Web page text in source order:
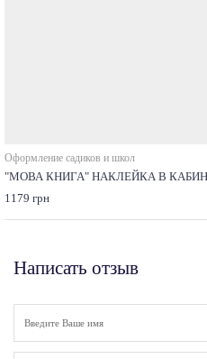
Оформление садиков и школ
"МОВА КНИГА" НАКЛЕЙКА В
1179 грн
Написать отзыв